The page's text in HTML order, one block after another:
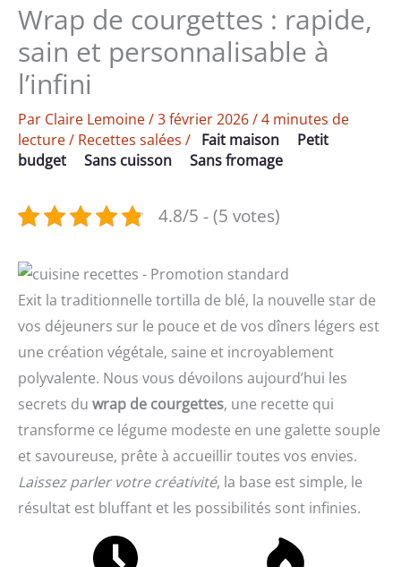
Wrap de courgettes : rapide,
sain et personnalisable à
l’infini
Par Claire Lemoine/3 février 2026/4 minutes de
lecture/ Recettes salées / Fait maison
Petit
budget
Sans cuisson Sans fromage
4.8/5 - (5 votes)
Exit la traditionnelle tortilla de blé, la nouvelle star de
vos déjeuners sur le pouce et de vos dîners légers est
une création végétale, saine et incroyablement
polyvalente. Nous vous dévoilons aujourd’hui les
secrets du wrap de courgettes, une recette qui
transforme ce légume modeste en une galette souple
et savoureuse, prête à accueillir toutes vos envies.
Laissez parler votre créativité, la base est simple, le
résultat est bluffant et les possibilités sont infinies.